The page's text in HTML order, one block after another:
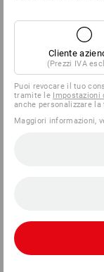
Cliente
(Prezzi IVA
Puoi revocare il tuo
tramite le Impostazioni
anche personalizzare la
Maggiori informazioni,